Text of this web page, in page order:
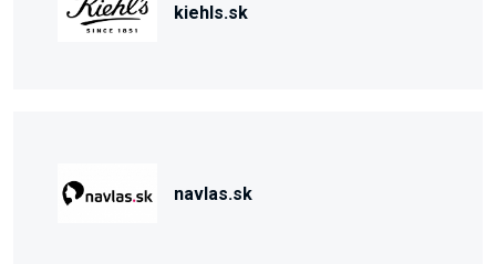
kiehls.sk
navlas.sk